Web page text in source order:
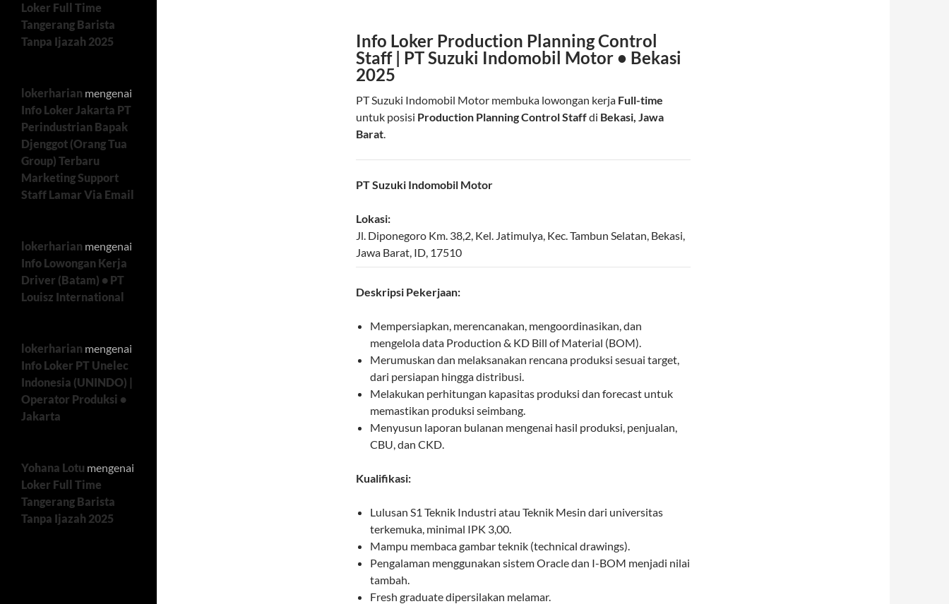
Info Loker Production Planning Control
Staff | PT Suzuki Indomobil Motor • Bekasi
2025
PT Suzuki Indomobil Motor membuka lowongan kerja Full-time
untuk posisi Production Planning Control Staffdi Bekasi, Jawa
Barat.
PT Suzuki Indomobil Motor
Lokasi:
Jl. Diponegoro Km. 38,2, Kel. Jatimulya, Kec. Tambun Selatan, Bekasi,
Jawa Barat, ID, 17510
Deskripsi Pekerjaan:
Mempersiapkan, merencanakan, mengoordinasikan, dan
mengelola data Production & KD Bill of Material (BOM).
Merumuskan dan melaksanakan rencana produksi sesuai target,
dari persiapan hingga distribusi.
Melakukan perhitungan kapasitas produksi dan forecast untuk
memastikan produksi seimbang.
Menyusun laporan bulanan mengenai hasil produksi, penjualan,
CBU, dan CKD.
Kualifikasi:
Lulusan S1 Teknik Industri atau Teknik Mesin dari universitas
terkemuka, minimal IPK 3,00.
Mampu membaca gambar teknik (technical drawings).
Pengalaman menggunakan sistem Oracle dan I-BOM menjadi nilai
tambah.
Fresh graduate dipersilakan melamar.
Loker Full Time
Tangerang Barista
Tanpa Ijazah 2025
lokerharian mengenai
Info Loker Jakarta PT
Perindustrian Bapak
Djenggot (Orang Tua
Group) Terbaru
Marketing Support
Staff Lamar Via Email
lokerharian mengenai
Info Lowongan Kerja
Driver (Batam) • PT
Louisz International
lokerharian mengenai
Info Loker PT Unelec
Indonesia (UNINDO) |
Operator Produksi •
Jakarta
Yohana Lotu mengenai
Loker Full Time
Tangerang Barista
Tanpa Ijazah 2025